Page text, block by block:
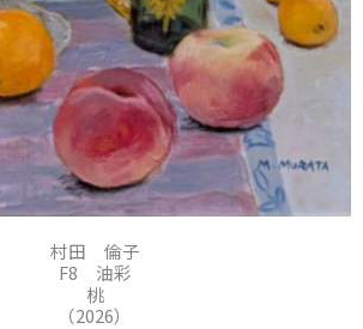
ー
村田 倫子
F8 油彩
桃
（2026）